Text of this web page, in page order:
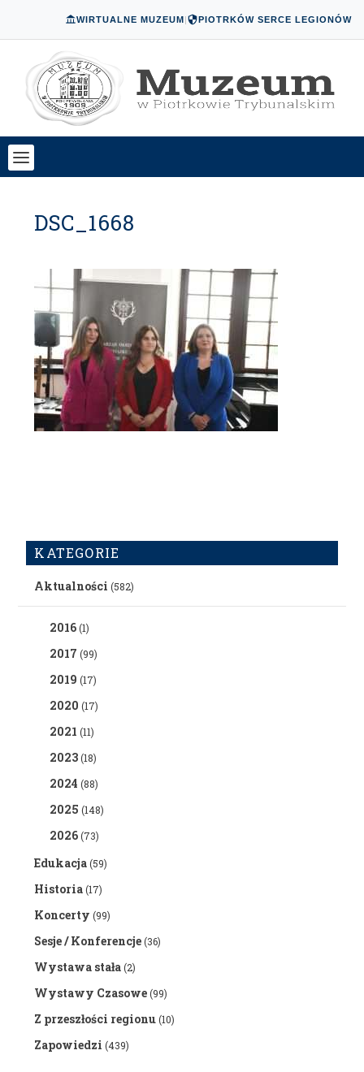
WIRTUALNE MUZEUM| PIOTRKÓW SERCE LEGIONÓW
DSC_1668
KATEGORIE
Aktualności (582)
2016(1)
2017 (99)
2019 (17)
2020 (17)
2021 (11)
2023(18)
2024 (88)
2025 (148)
2026(73)
Edukacja(59)
Historia(17)
Koncerty (99)
Sesje / Konferencje(36)
Wystawa stała(2)
Wystawy Czasowe(99)
Z przeszłości regionu(10)
Zapowiedzi (439)